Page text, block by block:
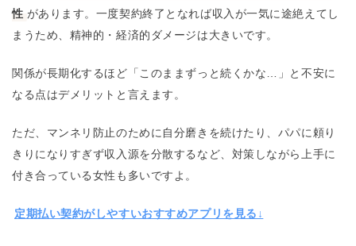
性 があります。一度契約終了となれば収入が一気に途絶えてし
まうため、精神的・経済的ダメージは大きいです。
関係が長期化するほど「このままずっと続くかな…」と不安に
なる点はデメリットと言えます。​
ただ、マンネリ防止のために自分磨きを続けたり、パパに頼り
きりになりすぎず収入源を分散するなど、対策しながら上手に
付き合っている女性も多いですよ。
定期払い契約がしやすいおすすめアプリを見る↓